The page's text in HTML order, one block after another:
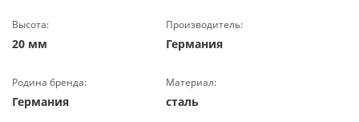
Высота:
20 мм
Производитель:
Германия
Родина бренда:
Германия
Материал:
сталь